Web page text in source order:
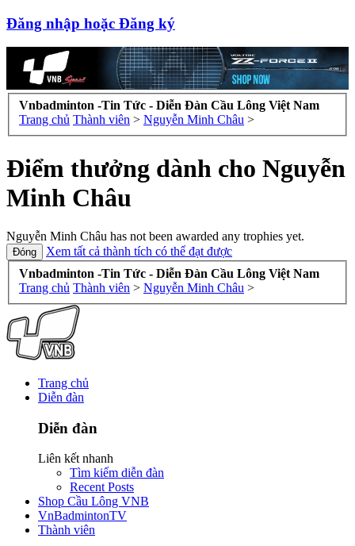
Đăng nhập hoặc Đăng ký
Vnbadminton -Tin Tức - Diễn Đàn Cầu Lông Việt Nam
Trang chủ Thành viên > Nguyễn Minh Châu >
Điểm thưởng dành cho Nguyễn
Minh Châu
Nguyễn Minh Châu has not been awarded any trophies yet.
Xem tất cả thành tích có thể đạt được
Vnbadminton -Tin Tức - Diễn Đàn Cầu Lông Việt Nam
Trang chủ Thành viên > Nguyễn Minh Châu >
Trang chủ
Diễn đàn
Diễn đàn
Liên kết nhanh
Tìm kiếm diễn đàn
Recent Posts
Shop Cầu Lông VNB
VnBadmintonTV
Thành viên